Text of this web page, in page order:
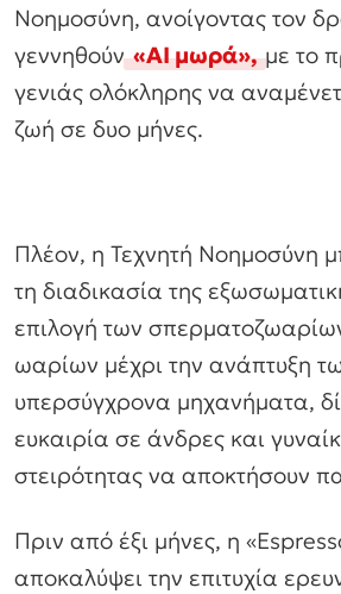
Νοημοσύνη, ανοίγοντας τον
γεννηθούν«ΑΙ μωρά», με το
γενιάς ολόκληρης να
ζωή σε δυο μήνες.
Πλέον, η Τεχνητή Νοημοσύνη
τη διαδικασία της
επιλογή των
ωαρίων μέχρι την ανάπτυξη
υπερσύγχρονα μηχανήματα,
ευκαιρία σε άνδρες και
στειρότητας να αποκτήσουν
Πριν από έξι μήνες, η
αποκαλύψει την επιτυχία